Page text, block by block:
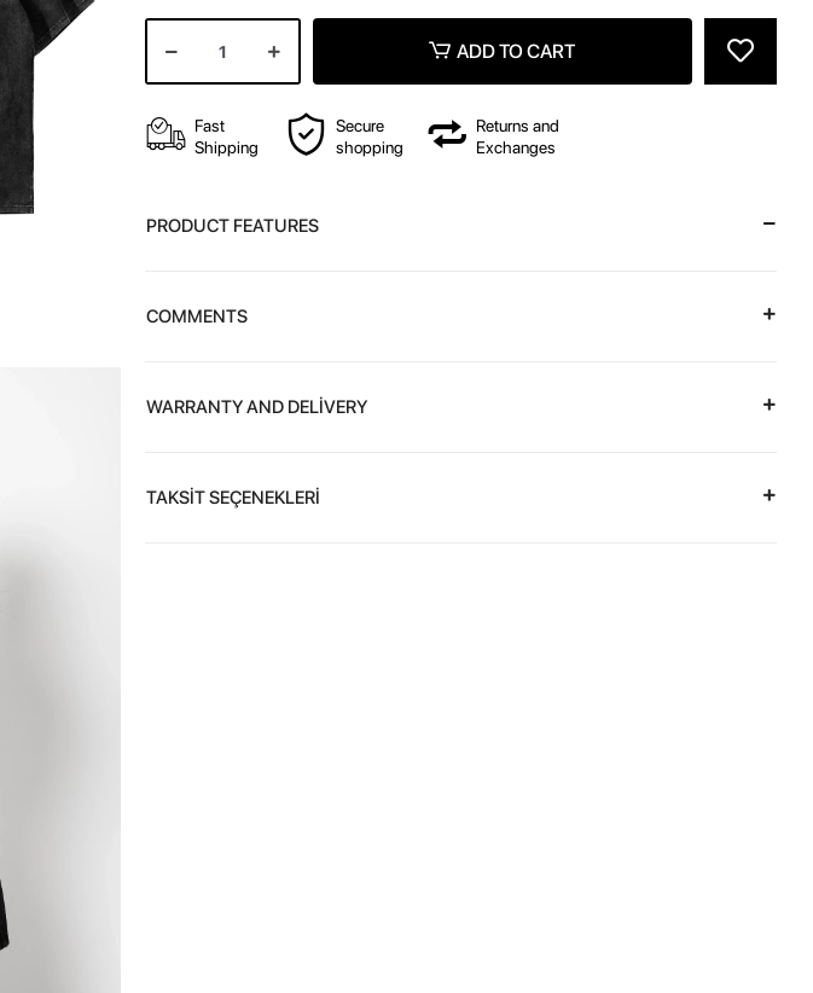
ADD TO CART
Fast
Shipping
Secure
shopping
Returns and
Exchanges
PRODUCT FEATURES
COMMENTS
WARRANTY AND DELİVERY
TAKSİT SEÇENEKLERİ